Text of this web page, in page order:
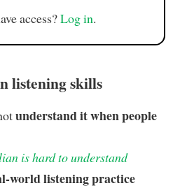
access?Log in.
listening skills
understand it when people
is hard to understand
world listening practice